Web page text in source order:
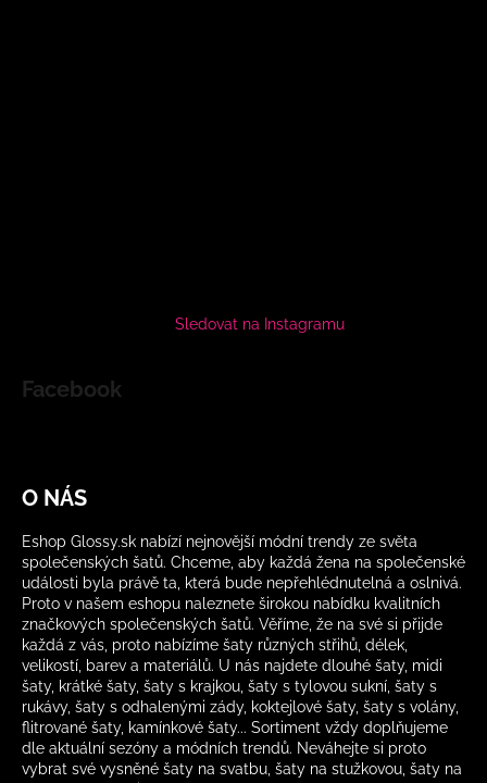
Sledovat na Instagramu
Facebook
O NÁS
Eshop Glossy.sk nabízí nejnovější módní trendy ze světa
společenských šatů. Chceme, aby každá žena na společenské
události byla právě ta, která bude nepřehlédnutelná a oslnivá.
Proto v našem eshopu naleznete širokou nabídku kvalitních
značkových společenských šatů. Věříme, že na své si přijde
každá z vás, proto nabízíme šaty různých střihů, délek,
velikostí, barev a materiálů. U nás najdete dlouhé šaty, midi
šaty, krátké šaty, šaty s krajkou, šaty s tylovou sukní, šaty s
rukávy, šaty s odhalenými zády, koktejlové šaty, šaty s volány,
flitrované šaty, kamínkové šaty... Sortiment vždy doplňujeme
dle aktuální sezóny a módních trendů. Neváhejte si proto
vybrat své vysněné šaty na svatbu, šaty na stužkovou, šaty na